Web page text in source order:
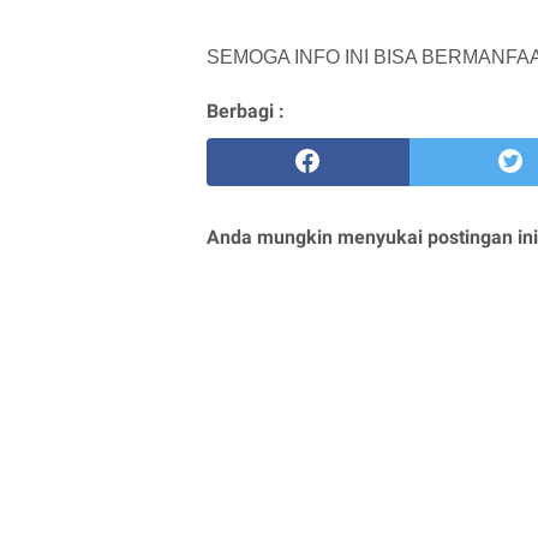
SEMOGA INFO INI BISA
Berbagi :
Anda mungkin menyukai postingan